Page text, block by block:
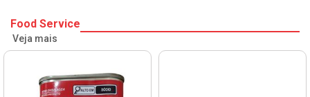
Food Service
Veja mais